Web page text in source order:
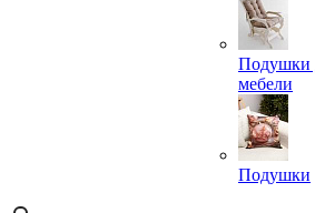
Подушки
мебели
Подушки